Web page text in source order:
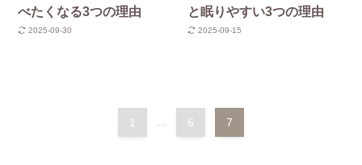
べたくなる3つの理由
2025-09-30
と眠りやすい3つの理由
2025-09-15
1 6 7